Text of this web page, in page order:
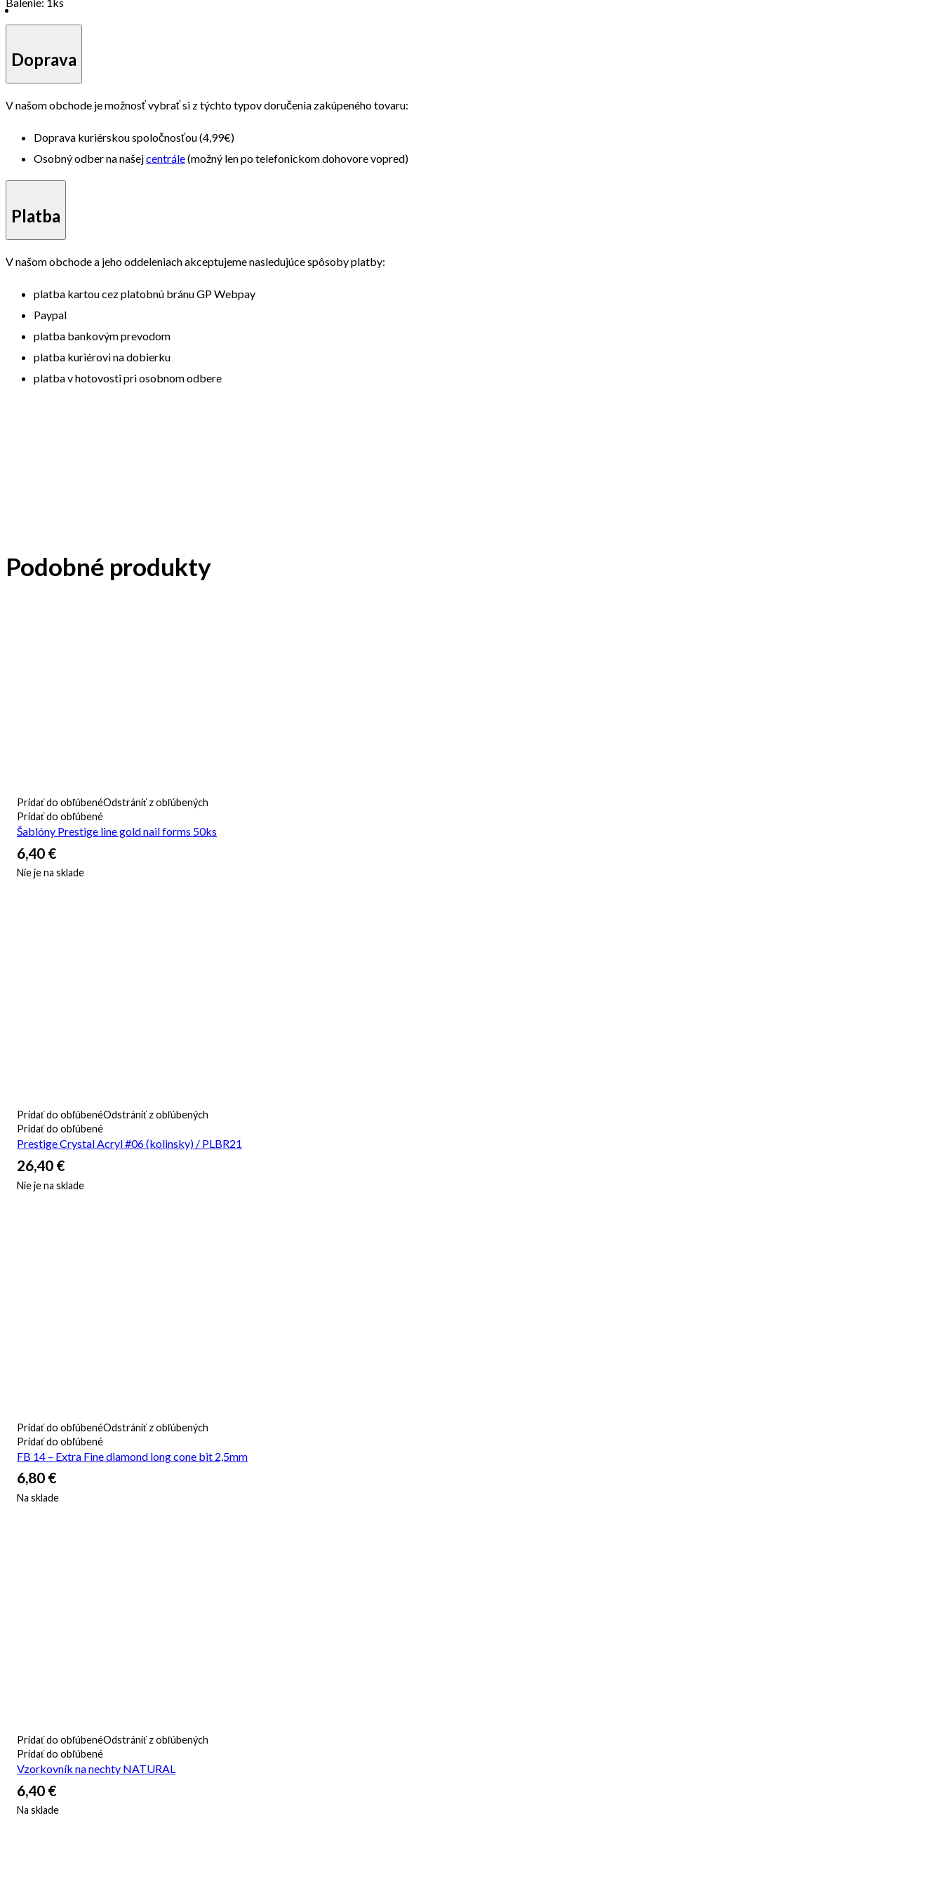
Doprava
V našom obchode je možnosť vybrať si z týchto typov doručenia zakúpeného tovaru:
Doprava kuriérskou spoločnosťou (4,99€)
Osobný odber na našejcentrále(možný len po telefonickom dohovore vopred)
Platba
V našom obchode a jeho oddeleniach akceptujeme nasledujúce spôsoby platby:
platba kartou cez platobnú bránu GP Webpay
Paypal
platba bankovým prevodom
platba kuriérovi na dobierku
platba v hotovosti pri osobnom odbere
Podobné produkty
Pridať do obľúbenéOdstrániť z obľúbených
Pridať do obľúbené
Šablóny Prestige line gold nail forms 50ks
6,40 €
Nie je na sklade
Pridať do obľúbenéOdstrániť z obľúbených
Pridať do obľúbené
Prestige Crystal Acryl #06 (kolinsky) / PLBR21
26,40 €
Nie je na sklade
Pridať do obľúbenéOdstrániť z obľúbených
Pridať do obľúbené
FB 14 – Extra Fine diamond long cone bit 2,5mm
6,80 €
Na sklade
Pridať do obľúbenéOdstrániť z obľúbených
Pridať do obľúbené
Vzorkovník na nechty NATURAL
6,40 €
Na sklade